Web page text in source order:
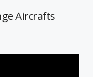
Aircrafts